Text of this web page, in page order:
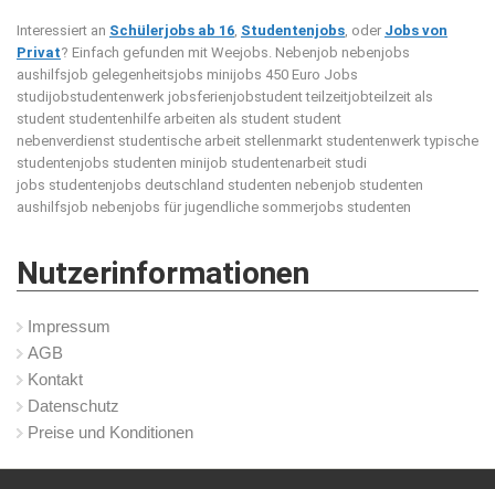
Interessiert an Schülerjobs ab 16, Studentenjobs, oder Jobs von
Privat? Einfach gefunden mit Weejobs. Nebenjob nebenjobs
aushilfsjob gelegenheitsjobs minijobs 450 Euro Jobs
studijobstudentenwerk jobsferienjobstudent teilzeitjobteilzeit als
student studentenhilfe arbeiten als student student
nebenverdienst studentische arbeit stellenmarkt studentenwerk typische
studentenjobs studenten minijob studentenarbeit studi
jobs studentenjobs deutschland studenten nebenjob studenten
aushilfsjob nebenjobs für jugendliche sommerjobs studenten
Nutzerinformationen
Impressum
AGB
Kontakt
Datenschutz
Preise und Konditionen